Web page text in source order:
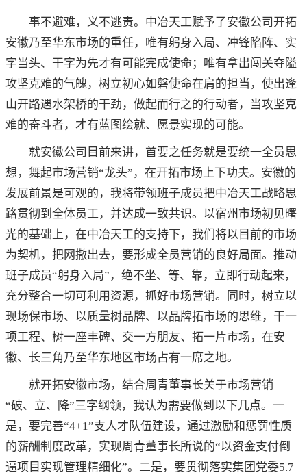
事不避难，义不逃责。中冶天工赋予了安徽公司开拓
安徽乃至华东市场的重任，唯有躬身入局、冲锋陷阵、实
字当头、干字为先才有可能完成使命；唯有拿出闯关夺隘
攻坚克难的气魄，树立初心如磐使命在肩的担当，使出逢
山开路遇水架桥的干劲，做起而行之的行动者，当攻坚克
难的奋斗者，才有蓝图绘就、愿景实现的可能。
就安徽公司目前来讲，首要之任务就是要统一全员思
想，舞起市场营销“龙头”，在开拓市场上下功夫。安徽的
发展前景是可观的，我将带领班子成员把中冶天工战略思
路贯彻到全体员工，并达成一致共识。以宿州市场初见曙
光的基础上，在中冶天工的支持下，我们将以目前的市场
为契机，把网撒出去，要形成全员营销的良好局面。推动
班子成员“躬身入局”，绝不坐、等、靠，立即行动起来，
充分整合一切可利用资源，抓好市场营销。同时，树立以
现场保市场、以质量树品牌、以品牌拓市场的思维，干一
项工程、树一座丰碑、交一方朋友、拓一片市场，在安
徽、长三角乃至华东地区市场占有一席之地。
就开拓安徽市场，结合周青董事长关于市场营销
“破、立、降”三字纲领，我认为需要做到以下几点。一
是，要完善“4+1”支人才队伍建设，通过激励和惩罚性质
的薪酬制度改革，实现周青董事长所说的“以资金支付倒
逼项目实现管理精细化”。二是，要贯彻落实集团党委5.7